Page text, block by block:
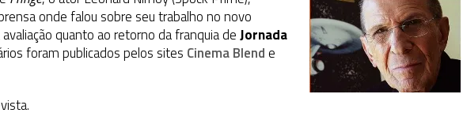
NEW WORLDS ENCARA O FIM DE UMA ERA NA SDCC
| QUATRO EPISÓDIOS DESTAR TREKSOBRE DIFERENTES PONTOS DE VISTA
| SEIS EPISÓDIOS DE STAR TREKSOBRE PATERNIDADE
onde falou sobre seu trabalho no novo
avaliação quanto ao retorno da franquia deJornada
foram publicados pelos sites Cinema Blende